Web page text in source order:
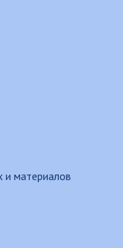
и материалов